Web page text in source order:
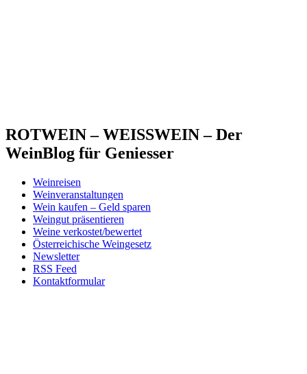
ROTWEIN – WEISSWEIN – Der
WeinBlog für Geniesser
Weinreisen
Weinveranstaltungen
Wein kaufen – Geld sparen
Weingut präsentieren
Weine verkostet/bewertet
Österreichische Weingesetz
Newsletter
RSS Feed
Kontaktformular